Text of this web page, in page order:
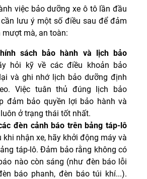
việc bảo dưỡng xe ô tô lần đầu
lưu ý một số điều sau để đảm
mượt mà, an toàn:
sách bảo hành và lịch bảo
hỏi kỹ về các điều khoản bảo
và ghi nhớ lịch bảo dưỡng định
Việc tuân thủ đúng lịch bảo
đảm bảo quyền lợi bảo hành và
ở trạng thái tốt nhất.
đèn cảnh báo trên bảng táp-lô
khi nhận xe, hãy khởi động máy và
táp-lô. Đảm bảo rằng không có
nào còn sáng (như đèn báo lỗi
báo phanh, đèn báo túi khí...).